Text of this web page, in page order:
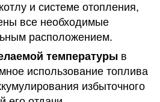
и системе отопления,
все необходимые
расположением.
температуры в
использование топлива
избыточного